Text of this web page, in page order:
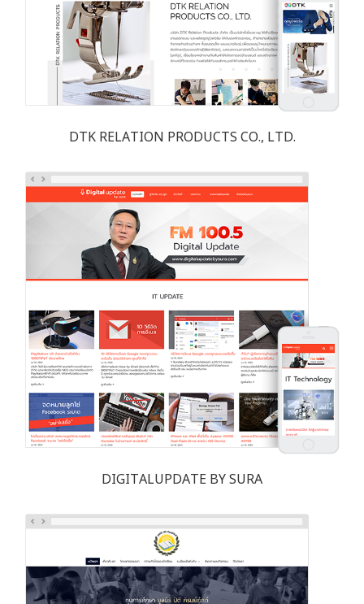
DTK RELATION PRODUCTS CO., LTD.
DIGITALUPDATE BY SURA